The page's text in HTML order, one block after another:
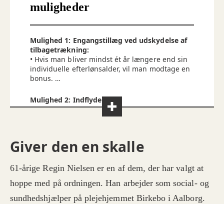
muligheder
Mulighed 1: Engangstillæg ved udskydelse af
tilbagetrækning:
• Hvis man bliver mindst ét år længere end sin
individuelle efterlønsalder, vil man modtage en
bonus.
kroner. Efterfølgende vil beløbet ligge på 5000
kroner pr. år.
• Det maksimale beløb er 30.000 kroner, hvilket
Mulighed 2: Indflydelse på
arbejdsplanlægning:
• På den enkelte arbejdsplads vil der være
bestemte typer af vagter, så som natte- og
• Mulighed for faste arbejdsplaner, der giver
mere kontinuitet.
• Mulighed for nedsat arbejdstid, med delvis
lønnedgang og opretholdelse af hidtidige
pensionsindbetaling.
• Gælder for en nedgang i den hidsige
Giver den en skalle
61-årige Regin Nielsen er en af dem, der har valgt at
hoppe med på ordningen. Han arbejder som social- og
sundhedshjælper på plejehjemmet Birkebo i Aalborg.